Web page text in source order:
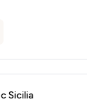
Sicilia